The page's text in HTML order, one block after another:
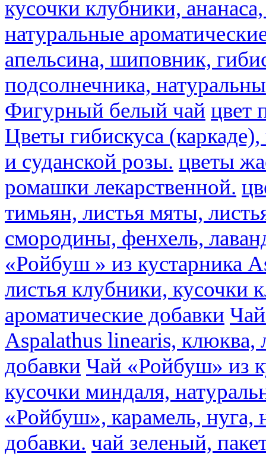
кусочки клубники,
натуральные
апельсина, шиповник,
подсолнечника,
Фигурный белый чай цвет
Цветы гибискуса
и суданской розы. цветы
ромашки лекарственной.
тимьян, листья мяты,
смородины, фенхель,
«Ройбуш » из кустарника
листья клубники, кусочки
ароматические добавки
Aspalathus linearis, клюква,
добавки Чай «Ройбуш» из
кусочки миндаля,
«Ройбуш», карамель, нуга,
добавки. чай зеленый,